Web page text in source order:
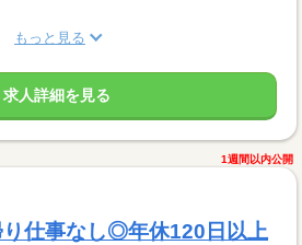
もっと見る
求人詳細を見る
1週間以内公開
り仕事なし◎年休120日以上